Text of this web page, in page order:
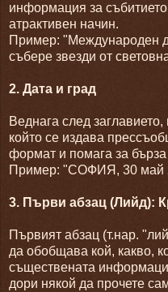
информация за
атрактивен начин.
Пример: "Международен
събере звезди от
2. Дата и град
Веднага след заглавието,
който се издава
формат и помага за
Пример: "СОФИЯ, 30 май
3. Първи абзац (Лийд):
Първият абзац (т.нар.
да обобщава кой, какво,
съществената
дори някой да прочете